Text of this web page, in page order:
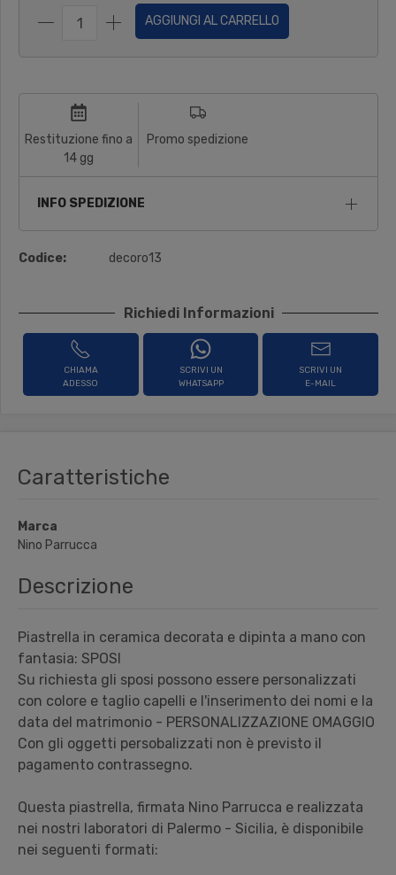
AGGIUNGI AL CARRELLO
Restituzione fino a
14 gg
Promo spedizione
INFO SPEDIZIONE
Codice: decoro13
Richiedi Informazioni
CHIAMA
ADESSO
SCRIVI UN
WHATSAPP
SCRIVI UN
E-MAIL
Caratteristiche
Marca
Nino Parrucca
Descrizione
Piastrella in ceramica decorata e dipinta a mano con
fantasia: SPOSI
Su richiesta gli sposi possono essere personalizzati
con colore e taglio capelli e l'inserimento dei nomi e la
data del matrimonio - PERSONALIZZAZIONE OMAGGIO
Con gli oggetti persobalizzati non è previsto il
pagamento contrassegno.
Questa piastrella, firmata Nino Parrucca e realizzata
nei nostri laboratori di Palermo - Sicilia, è disponibile
nei seguenti formati: